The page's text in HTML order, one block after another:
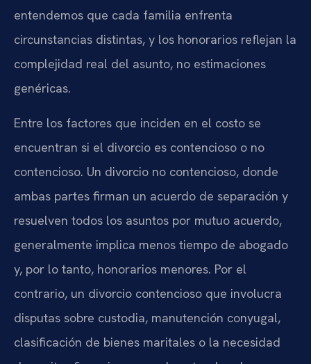
entendemos que cada familia enfrenta
circunstancias distintas, y los honorarios reflejan la
complejidad real del asunto, no estimaciones
genéricas.
Entre los factores que inciden en el costo se
encuentran si el divorcio es contencioso o no
contencioso. Un divorcio no contencioso, donde
ambas partes firman un acuerdo de separación y
resuelven todos los asuntos por mutuo acuerdo,
generalmente implica menos tiempo de abogado
y, por lo tanto, honorarios menores. Por el
contrario, un divorcio contencioso que involucra
disputas sobre custodia, manutención conyugal,
clasificación de bienes maritales o la necesidad